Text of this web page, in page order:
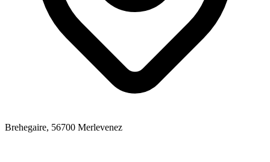
Brehegaire, 56700 Merlevenez